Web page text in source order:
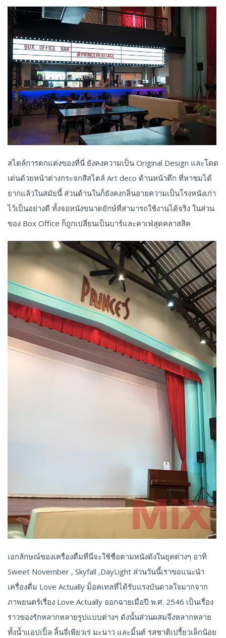
สไตล์การตกแต่งของที่นี่ ยังคงความเป็น Original Design และโดด
เด่นด้วยหน้าต่างกระจกสีสไตล์ Art deco ด้านหน้าตึก ที่หาชมได้
ยากแล้วในสมัยนี้ ส่วนด้านในก็ยังคงกลิ่นอายความเป็นโรงหนังเก่า
ไว้เป็นอย่างดี ทั้งจอหนังขนาดยักษ์ที่สามารถใช้งานได้จริง ในส่วน
ของ Box Office ก็ถูกเปลี่ยนเป็นบาร์และคาเฟ่สุดคลาสสิค
เอกลักษณ์ของเครื่องดื่มที่นี่จะใช้ชื่อตามหนังดังในยุคต่างๆ อาทิ
Sweet November , Skyfall ,DayLight ส่วนวันนี้เราขอแนะนำ
เครื่องดื่ม Love Actually ม็อคเทลที่ได้รับแรงบันดาลใจมากจาก
ภาพยนตร์เรื่อง Love Actually ออกฉายเมื่อปี พ.ศ. 2546 เป็นเรื่อง
ราวของรักหลากหลายรูปแบบต่างๆ ดังนั้นส่วนผสมจึงหลากหลาย
ทั้งน้ำแอปเปิ้ล ลิ้นจี่เพียวเร่ มะนาว และมิ้นต์ รสชาติเปรี้ยวเล็กน้อย